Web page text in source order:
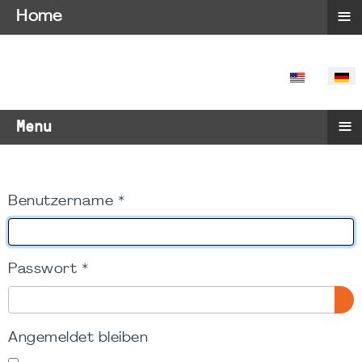
SPRACHE
Menu ≡
Benutzername *
Passwort *
Angemeldet bleiben
Home ≡